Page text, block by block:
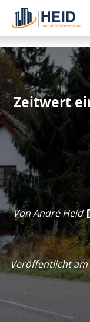
Zeitwert
Von André Heid
Veröffentlicht am